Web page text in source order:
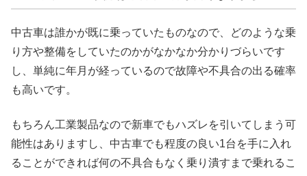
中古車は誰かが既に乗っていたものなので、どのような乗
り方や整備をしていたのかがなかなか分かりづらいです
し、単純に年月が経っているので故障や不具合の出る確率
も高いです。
もちろん工業製品なので新車でもハズレを引いてしまう可
能性はありますし、中古車でも程度の良い1台を手に入れ
ることができれば何の不具合もなく乗り潰すまで乗れるこ